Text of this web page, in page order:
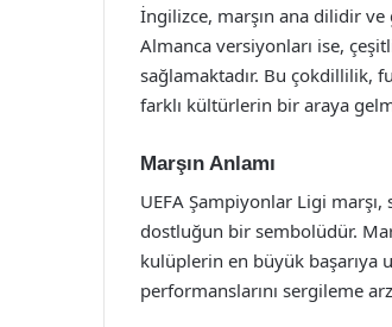
İngilizce, marşın ana dilidir
Almanca versiyonları ise,
sağlamaktadır. Bu çokdillilik,
farklı kültürlerin bir araya
Marşın Anlamı
UEFA Şampiyonlar Ligi
dostluğun bir sembolüdür.
kulüplerin en büyük başarıya
performanslarını sergileme